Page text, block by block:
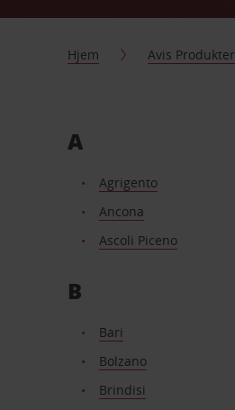
Hjem Avis Produkter
A
Agrigento
Ancona
Ascoli Piceno
B
Bari
Bolzano
Brindisi